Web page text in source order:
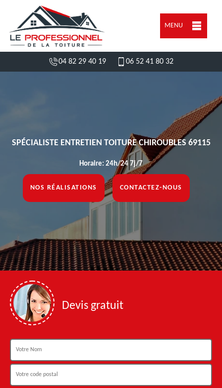
MENU
04 82 29 40 19 06 52 41 80 32
SPÉCIALISTE ENTRETIEN TOITURE CHIROUBLES 69115
Horaire: 24h/24 7j/7
NOS RÉALISATIONS CONTACTEZ-NOUS
Devis gratuit